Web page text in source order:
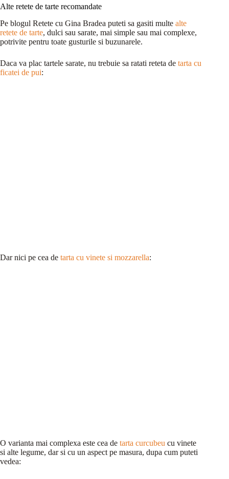
Alte retete de tarte recomandate
Pe blogul Retete cu Gina Bradea puteti sa gasiti multe alte
retete de tarte, dulci sau sarate, mai simple sau mai complexe,
potrivite pentru toate gusturile si buzunarele.
Daca va plac tartele sarate, nu trebuie sa ratati reteta de tarta cu
ficatei de pui:
Dar nici pe cea de tarta cu vinete si mozzarella:
O varianta mai complexa este cea de tarta curcubeu cu vinete
si alte legume, dar si cu un aspect pe masura, dupa cum puteti
vedea: